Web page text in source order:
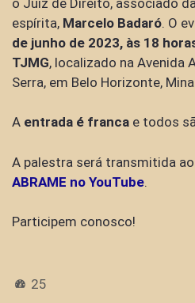
espírita, Marcelo Badaró. O
de junho de 2023, às 18
TJMG, localizado na Avenida
Serra, em Belo Horizonte,
A entrada é franca e todos
A palestra será transmitida
ABRAME no YouTube.
Participem conosco!
25